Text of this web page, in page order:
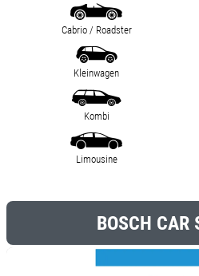
Cabrio / Roadster
Kleinwagen
Kombi
Limousine
BOSCH CAR